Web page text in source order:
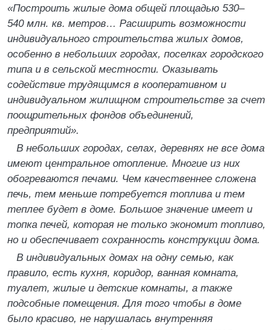
«Построить жилые дома общей площадью 530–
540 млн. кв. метров… Расширить возможности
индивидуального строительства жилых домов,
особенно в небольших городах, поселках городского
типа и в сельской местности. Оказывать
содействие трудящимся в кооперативном и
индивидуальном жилищном строительстве за счет
поощрительных фондов объединений,
предприятий».
В небольших городах, селах, деревнях не все дома
имеют центральное отопление. Многие из них
обогреваются печами. Чем качественнее сложена
печь, тем меньше потребуется топлива и тем
теплее будет в доме. Большое значение имеет и
топка печей, которая не только экономит топливо,
но и обеспечивает сохранность конструкции дома.
В индивидуальных домах на одну семью, как
правило, есть кухня, коридор, ванная комната,
туалет, жилые и детские комнаты, а также
подсобные помещения. Для того чтобы в доме
было красиво, не нарушалась внутренняя